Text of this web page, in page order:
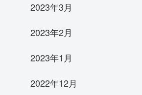
2023年3月
2023年2月
2023年1月
2022年12月